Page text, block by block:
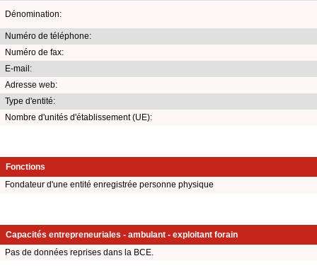
Dénomination:
Numéro de téléphone:
Numéro de fax:
E-mail:
Adresse web:
Type d'entité:
Nombre d'unités d'établissement (UE):
Fonctions
Fondateur d'une entité enregistrée personne physique
Capacités entrepreneuriales - ambulant - exploitant forain
Pas de données reprises dans la BCE.